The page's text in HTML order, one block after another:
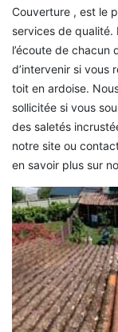
Couverture , est le
services de qualité.
l’écoute de chacun
d’intervenir si vous
toit en ardoise.
sollicitée si vous
des saletés
notre site ou
en savoir plus sur